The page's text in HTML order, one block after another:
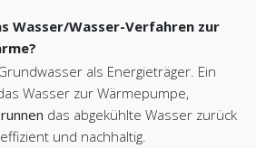
Wasser/Wasser-Verfahren zur
als Energieträger. Ein
Wasser zur Wärmepumpe,
das abgekühlte Wasser zurück
und nachhaltig.